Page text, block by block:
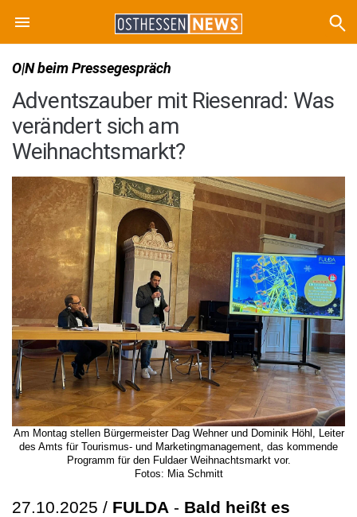
O|N beim Pressegespräch
Adventszauber mit Riesenrad: Was
verändert sich am
Weihnachtsmarkt?
Am Montag stellen Bürgermeister Dag Wehner und Dominik Höhl, Leiter
des Amts für Tourismus- und Marketingmanagement, das kommende
Programm für den Fuldaer Weihnachtsmarkt vor.
Fotos: Mia Schmitt
27.10.2025 / FULDA - Bald heißt es